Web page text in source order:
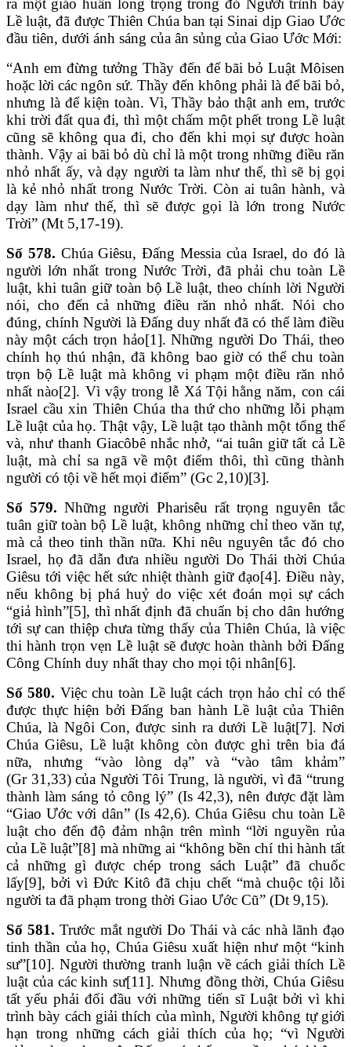
ra một giáo huấn long trọng trong đó Người trình bày
Lề luật, đã được Thiên Chúa ban tại Sinai dịp Giao Ước
đầu tiên, dưới ánh sáng của ân sủng của Giao Ước Mới:
“Anh em đừng tưởng Thầy đến để bãi bỏ Luật Môisen
hoặc lời các ngôn sứ. Thầy đến không phải là để bãi bỏ,
nhưng là để kiện toàn. Vì, Thầy bảo thật anh em, trước
khi trời đất qua đi, thì một chấm một phết trong Lề luật
cũng sẽ không qua đi, cho đến khi mọi sự được hoàn
thành. Vậy ai bãi bỏ dù chỉ là một trong những điều răn
nhỏ nhất ấy, và dạy người ta làm như thế, thì sẽ bị gọi
là kẻ nhỏ nhất trong Nước Trời. Còn ai tuân hành, và
dạy làm như thế, thì sẽ được gọi là lớn trong Nước
Trời” (Mt 5,17-19).
Số 578. Chúa Giêsu, Đấng Messia của Israel, do đó là
người lớn nhất trong Nước Trời, đã phải chu toàn Lề
luật, khi tuân giữ toàn bộ Lề luật, theo chính lời Người
nói, cho đến cả những điều răn nhỏ nhất. Nói cho
đúng, chính Người là Đấng duy nhất đã có thể làm điều
này một cách trọn hảo[1]. Những người Do Thái, theo
chính họ thú nhận, đã không bao giờ có thể chu toàn
trọn bộ Lề luật mà không vi phạm một điều răn nhỏ
nhất nào[2]. Vì vậy trong lễ Xá Tội hằng năm, con cái
Israel cầu xin Thiên Chúa tha thứ cho những lỗi phạm
Lề luật của họ. Thật vậy, Lề luật tạo thành một tổng thể
và, như thanh Giacôbê nhắc nhở, “ai tuân giữ tất cả Lề
luật, mà chỉ sa ngã về một điểm thôi, thì cũng thành
người có tội về hết mọi điểm” (Gc 2,10)[3].
Số 579. Những người Pharisêu rất trọng nguyên tắc
tuân giữ toàn bộ Lề luật, không những chỉ theo văn tự,
mà cả theo tinh thần nữa. Khi nêu nguyên tắc đó cho
Israel, họ đã dẫn đưa nhiều người Do Thái thời Chúa
Giêsu tới việc hết sức nhiệt thành giữ đạo[4]. Điều này,
nếu không bị phá huỷ do việc xét đoán mọi sự cách
“giả hình”[5], thì nhất định đã chuẩn bị cho dân hướng
tới sự can thiệp chưa từng thấy của Thiên Chúa, là việc
thi hành trọn vẹn Lề luật sẽ được hoàn thành bởi Đấng
Công Chính duy nhất thay cho mọi tội nhân[6].
Số 580. Việc chu toàn Lề luật cách trọn hảo chỉ có thể
được thực hiện bởi Đấng ban hành Lề luật của Thiên
Chúa, là Ngôi Con, được sinh ra dưới Lề luật[7]. Nơi
Chúa Giêsu, Lề luật không còn được ghi trên bia đá
nữa, nhưng “vào lòng dạ” và “vào tâm khảm”
(Gr 31,33) của Người Tôi Trung, là người, vì đã “trung
thành làm sáng tỏ công lý” (Is 42,3), nên được đặt làm
“Giao Ước với dân” (Is 42,6). Chúa Giêsu chu toàn Lề
luật cho đến độ đảm nhận trên mình “lời nguyền rủa
của Lề luật”[8] mà những ai “không bền chí thi hành tất
cả những gì được chép trong sách Luật” đã chuốc
lấy[9], bởi vì Đức Kitô đã chịu chết “mà chuộc tội lỗi
người ta đã phạm trong thời Giao Ước Cũ” (Dt 9,15).
Số 581. Trước mắt người Do Thái và các nhà lãnh đạo
tinh thần của họ, Chúa Giêsu xuất hiện như một “kinh
sư”[10]. Người thường tranh luận về cách giải thích Lề
luật của các kinh sư[11]. Nhưng đồng thời, Chúa Giêsu
tất yếu phải đối đầu với những tiến sĩ Luật bởi vì khi
trình bày cách giải thích của mình, Người không tự giới
hạn trong những cách giải thích của họ; “vì Người